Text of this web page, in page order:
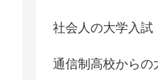
社会人の大学入試
通信制高校からの